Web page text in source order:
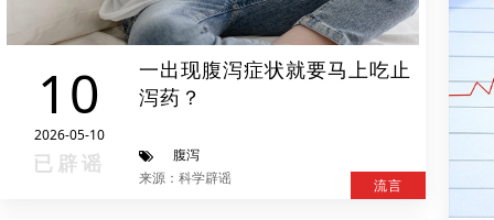
10
2026-05-10
已辟谣
一出现腹泻症状就要马上吃止
泻药？
腹泻
来源：科学辟谣
流言